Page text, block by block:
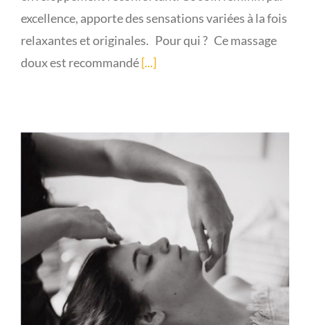
excellence, apporte des sensations variées à la fois
relaxantes et originales. Pour qui ? Ce massage
doux est recommandé[...]